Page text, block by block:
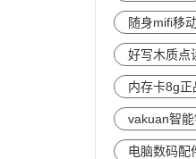
随身mifi移
好写木质点
内存卡8g正
vakuan智能
电脑数码配